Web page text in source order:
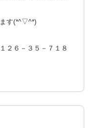
す(*^▽^*)
６－３５－７１８